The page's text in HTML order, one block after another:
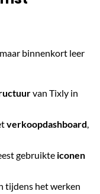
binnenkort leer
van Tixly in
verkoopdashboard,
gebruikte iconen
tijdens het werken